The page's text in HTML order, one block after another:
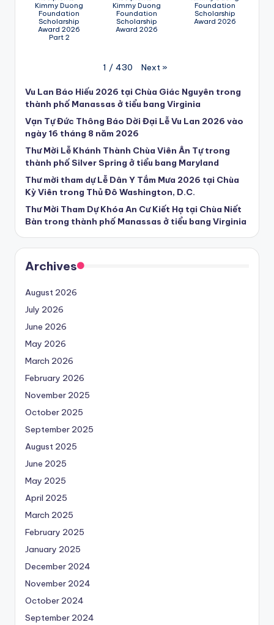
Kimmy Duong
Foundation
Scholarship
Award 2026
Part 2
Kimmy Duong
Foundation
Scholarship
Award 2026
Foundation
Scholarship
Award 2026
1 / 430 Next »
Vu Lan Báo Hiếu 2026 tại Chùa Giác Nguyên trong
thành phố Manassas ở tiểu bang Virginia
Vạn Tự Đức Thông Báo Dời Đại Lễ Vu Lan 2026 vào
ngày 16 tháng 8 năm 2026
Thư Mời Lễ Khánh Thành Chùa Viên Ân Tự trong
thành phố Silver Spring ở tiểu bang Maryland
Thư mời tham dự Lễ Dân Y Tắm Mưa 2026 tại Chùa
Kỳ Viên trong Thủ Đô Washington, D.C.
Thư Mời Tham Dự Khóa An Cư Kiết Hạ tại Chùa Niết
Bàn trong thành phố Manassas ở tiểu bang Virginia
Archives
August 2026
July 2026
June 2026
May 2026
March 2026
February 2026
November 2025
October 2025
September 2025
August 2025
June 2025
May 2025
April 2025
March 2025
February 2025
January 2025
December 2024
November 2024
October 2024
September 2024